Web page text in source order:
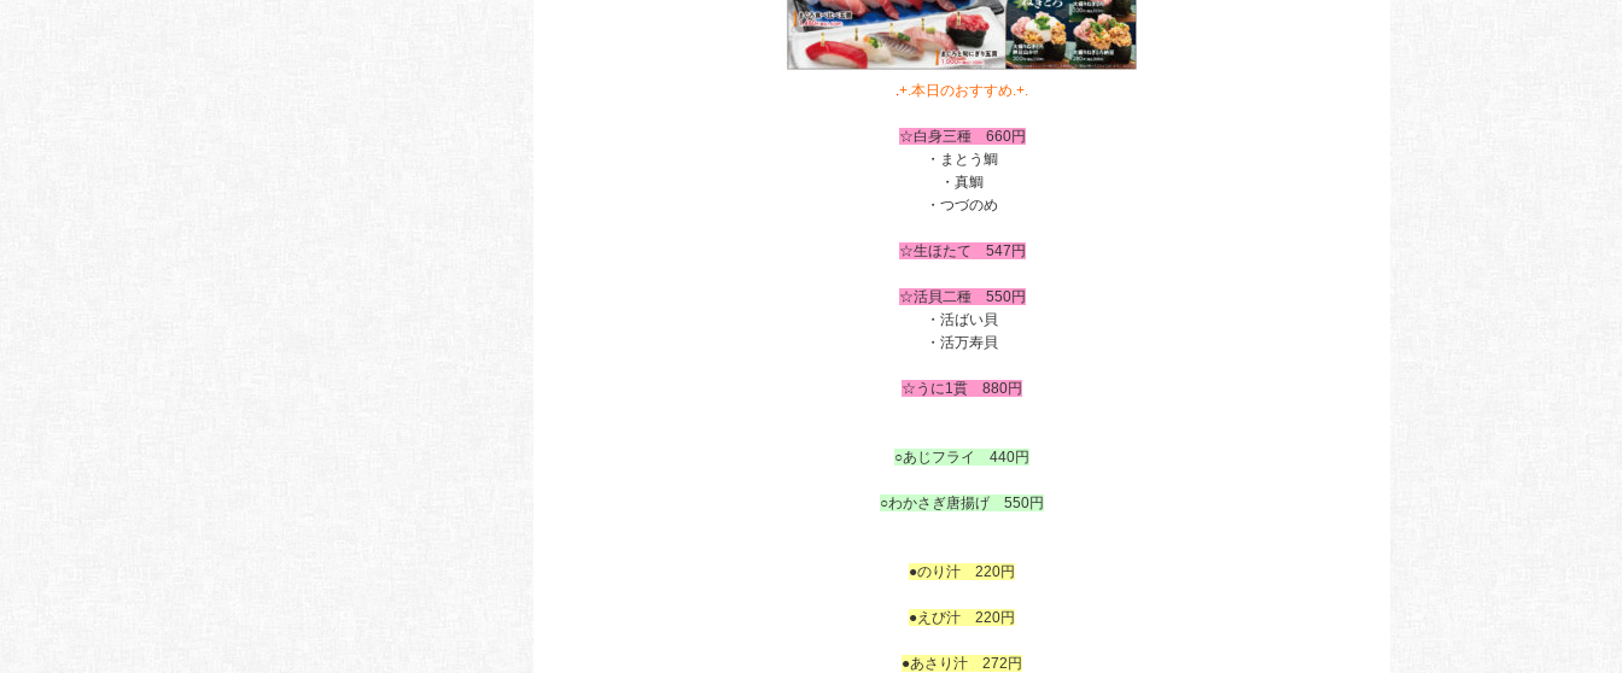
.+.本日のおすすめ.+.
☆白身三種 660円
・まとう鯛
・真鯛
・つづのめ
☆生ほたて 547 円
☆活貝二種 550円
・活ばい貝
・活万寿貝
☆うに1貫 880円
○あじフライ 440円
○わかさぎ唐揚げ 550円
●のり汁 220円
●えび汁 220円
●あさり汁 272円